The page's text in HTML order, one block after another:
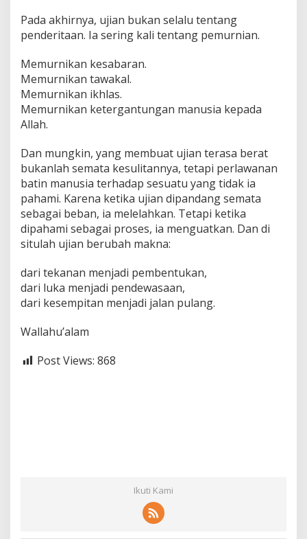
Pada akhirnya, ujian bukan selalu tentang
penderitaan. Ia sering kali tentang pemurnian.
Memurnikan kesabaran.
Memurnikan tawakal.
Memurnikan ikhlas.
Memurnikan ketergantungan manusia kepada
Allah.
Dan mungkin, yang membuat ujian terasa berat
bukanlah semata kesulitannya, tetapi perlawanan
batin manusia terhadap sesuatu yang tidak ia
pahami. Karena ketika ujian dipandang semata
sebagai beban, ia melelahkan. Tetapi ketika
dipahami sebagai proses, ia menguatkan. Dan di
situlah ujian berubah makna:
dari tekanan menjadi pembentukan,
dari luka menjadi pendewasaan,
dari kesempitan menjadi jalan pulang.
Wallahu’alam
Post Views: 868
Ikuti Kami